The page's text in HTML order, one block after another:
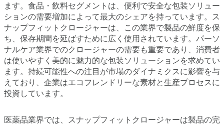
ます。食品・飲料セグメントは、便利で安全な包装ソリュー
ションの需要増加によって最大のシェアを持っています。ス
ナップフィットクロージャーは、この業界で製品の鮮度を保
ち、保存期間を延ばすために広く使用されています。パーソ
ナルケア業界でのクロージャーの需要も重要であり、消費者
は使いやすく美的に魅力的な包装ソリューションを求めてい
ます。持続可能性への注目が市場のダイナミクスに影響を与
えており、企業はエコフレンドリーな素材と生産プロセスに
投資しています。
医薬品業界では、スナップフィットクロージャーは製品の完